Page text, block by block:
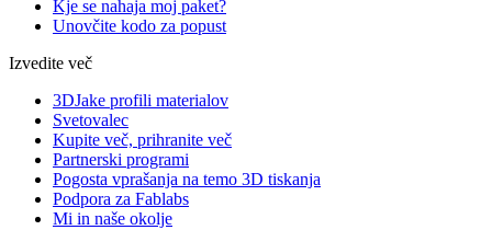
Kje se nahaja moj paket?
Unovčite kodo za popust
Izvedite več
3DJake profili materialov
Svetovalec
Kupite več, prihranite več
Partnerski programi
Pogosta vprašanja na temo 3D tiskanja
Podpora za Fablabs
Mi in naše okolje